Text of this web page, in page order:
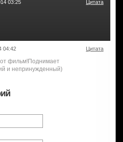
03:25 Цитата
04:42 Цитата
фильм!Поднимает
и непринужденный)